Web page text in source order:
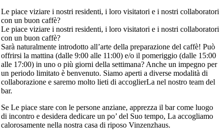
Le piace viziare i nostri residenti, i loro visitatori e i nostri collaboratori
con un buon caffè?
Le piace viziare i nostri residenti, i loro visitatori e i nostri collaboratori
con un buon caffè?
Sarà naturalmente introdotto all’arte della preparazione del caffè! Può
offrirsi la mattina (dalle 9:00 alle 11:00) e/o il pomeriggio (dalle 15:00
alle 17:00) in uno o più giorni della settimana? Anche un impegno per
un periodo limitato è benvenuto. Siamo aperti a diverse modalità di
collaborazione e saremo molto lieti di accoglierLa nel nostro team del
bar.
Se Le piace stare con le persone anziane, apprezza il bar come luogo
di incontro e desidera dedicare un po’ del Suo tempo, La accogliamo
calorosamente nella nostra casa di riposo Vinzenzhaus.